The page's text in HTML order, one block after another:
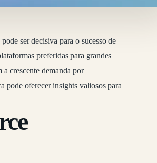
ser decisiva para o sucesso de
preferidas para grandes
crescente demanda por
pode oferecer insights valiosos para